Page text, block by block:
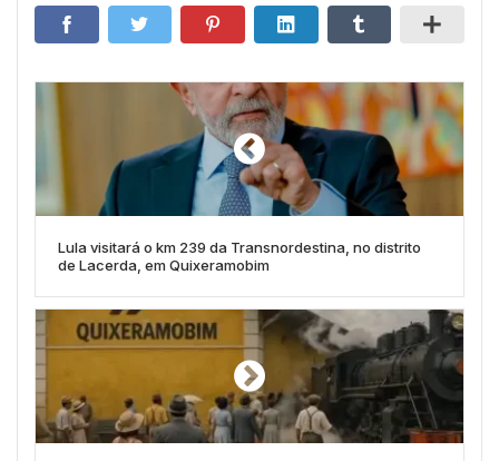
Lula visitará o km 239 da Transnordestina, no distrito
de Lacerda, em Quixeramobim